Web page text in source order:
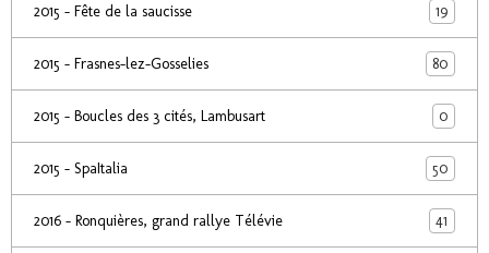
2015 - Fête de la saucisse 19
2015 - Frasnes-lez-Gosselies 80
2015 - Boucles des 3 cités, Lambusart 0
2015 - SpaItalia 50
2016 - Ronquières, grand rallye Télévie 41